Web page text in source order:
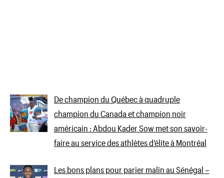
De champion du Québec à quadruple
champion du Canada et champion noir
américain : Abdou Kader Sow met son savoir-
faire au service des athlètes d’élite à Montréal
Les bons plans pour parier malin au Sénégal –